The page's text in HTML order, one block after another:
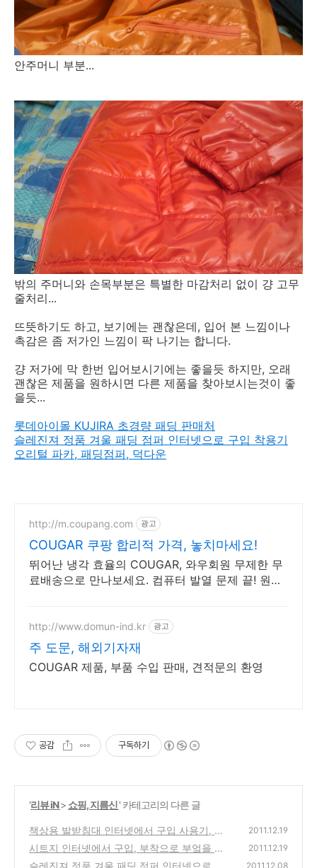
안주머니 부분...
밖의 주머니와 손목부분은 특별한 마감처리 없이 걍 고무
줄처리...
뜨뜻하기도 하고, 보기에는 괜찮은데, 입어 본 느낌이나
촉감은 좀 저가인 느낌이 팍 나기는 합니다.
걍 저가에 막 한번 입어보시기에는 좋을듯 하지만, 오래
괜찮은 제품을 원하시면 다른 제품을 찾아보시는것이 좋
을듯...
롯데아이몰 KUJIRA 초경량 패딩 판매처
슬레진져 정품 겨울 패딩 점퍼 인터넷으로 구입 착용기
오리털 파카, 패딩점퍼, 덕다운
http://m.coupang.com 광고
COUGAR 쿠팡 합리적 가격, 놓치마세요!
뛰어난 냉각 효율의 COUGAR, 와우회원 무제한 무
료배송으로 만나보세요. 컴퓨터 발열 문제 끝! 원활
http://www.domun-ind.kr 광고
주 도문, 해외기자재
COUGAR 제품, 부품 수입 판매, 견적문의 환영
공감 구독하기
'리뷰 iN> 쇼핑, 지름신' 카테고리의 다른 글
책상용 발받침대 인터넷에서 구입 사용기, 소
나무 원목 사무용 받침대
(0)
2011.12.19
시트지 인터넷에서 구입, 부착으로 부엌을 새
부엌처럼 DIY로 바꾸기
(0)
2011.12.19
슬레진져 정품 겨울 패딩 점퍼 인터넷으로 구
2011.12.08